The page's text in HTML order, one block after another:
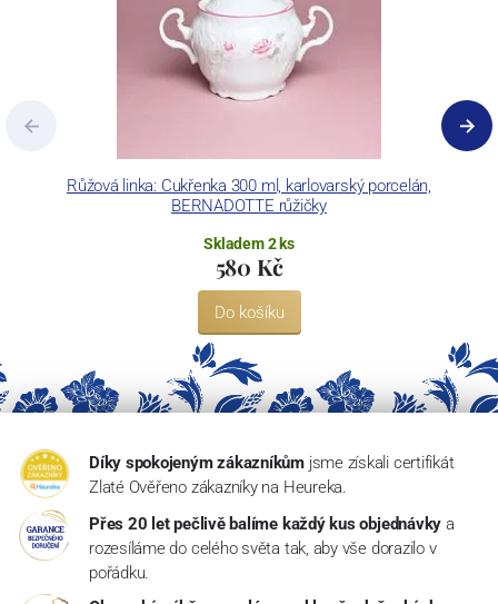
Růžová linka: Cukřenka 300 ml, karlovarský porcelán,
BERNADOTTE růžičky
Skladem 2 ks
580 Kč
Do košíku
Díky spokojeným zákazníkům jsme získali certifikát
Zlaté Ověřeno zákazníky na Heureka.
Přes 20 let pečlivě balíme každý kus objednávky a
rozesíláme do celého světa tak, aby vše dorazilo v
pořádku.